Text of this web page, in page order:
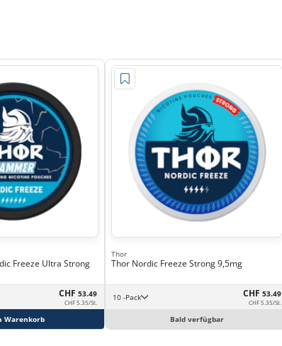
Freeze Ultra Strong
CHF 53.49
CHF 5.35/St.
Warenkorb
Thor
Thor Nordic Freeze Strong 9,5mg
10 -Pack CHF 53.49
CHF 5.35/St.
Bald verfügbar